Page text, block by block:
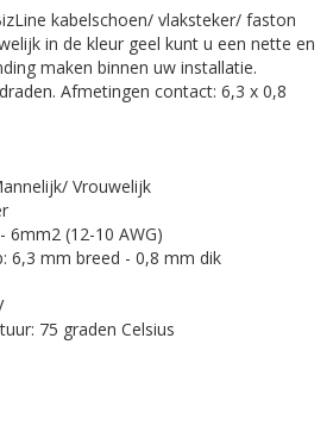
kabelschoen/ vlaksteker/ faston
in de kleur geel kunt u een nette en
maken binnen uw installatie.
Afmetingen contact: 6,3 x 0,8
Vrouwelijk
6mm2 (12-10 AWG)
6,3 mm breed - 0,8 mm dik
75 graden Celsius